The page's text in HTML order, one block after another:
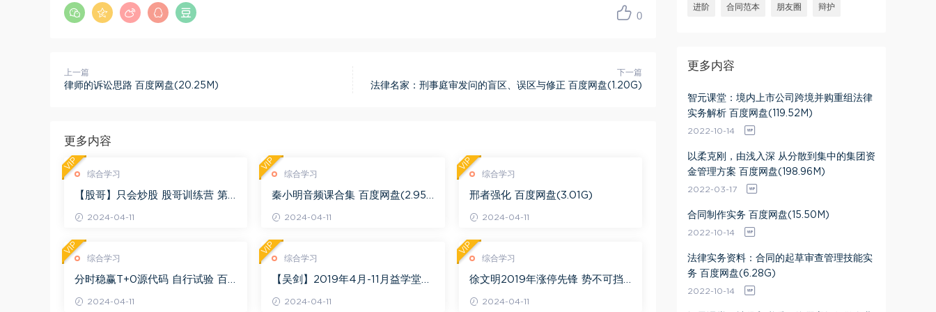
0
上一篇
律师的诉讼思路 百度网盘(20.25M)
下一篇
法律名家：刑事庭审发问的盲区、误区与修正 百度网盘(1.20G)
更多内容
综合学习
【股哥】只会炒股 股哥训练营 第
2024-04-11
VIP
综合学习
秦小明音频课合集 百度网盘(2.95
2024-04-11
VIP
综合学习
邢者强化 百度网盘(3.01G)
2024-04-11
VIP
综合学习
分时稳赢T+0源代码 自行试验 百
2024-04-11
VIP
综合学习
【吴剑】2019年4月-11月益学堂吴
2024-04-11
VIP
综合学习
徐文明2019年涨停先锋 势不可挡
百度网盘(10.98G)
2024-04-11
VIP
进阶 合同范本 朋友圈 辩护
更多内容
智元课堂：境内上市公司跨境并购重组法律
实务解析 百度网盘(119.52M)
2022-10-14
以柔克刚，由浅入深 从分散到集中的集团资
金管理方案 百度网盘(198.96M)
2022-03-17
合同制作实务 百度网盘(15.50M)
2022-10-14
法律实务资料：合同的起草审查管理技能实
务 百度网盘(6.28G)
2022-10-14